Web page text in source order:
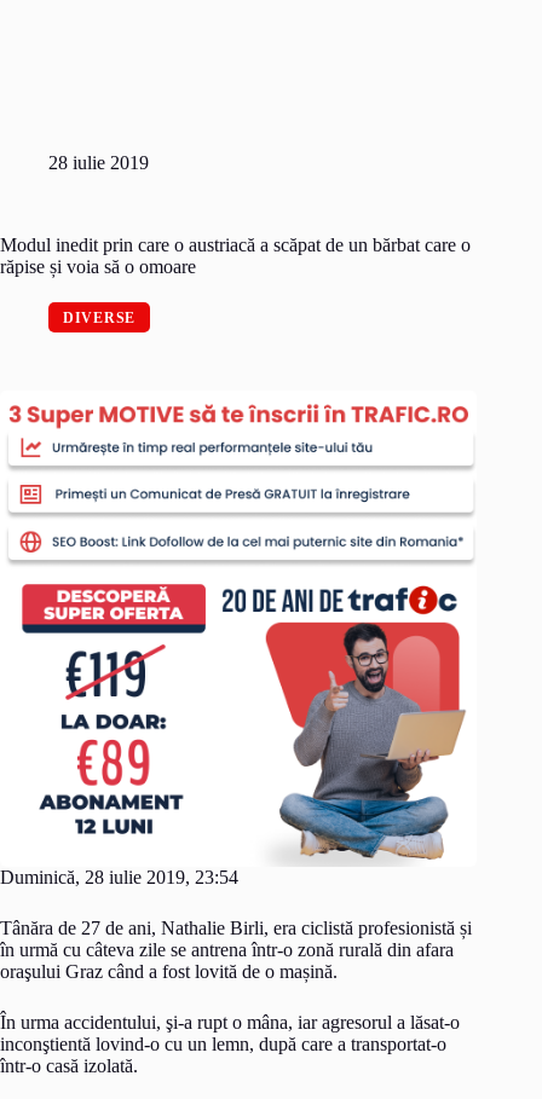
28 iulie 2019
Modul inedit prin care o austriacă a scăpat de un bărbat care o
răpise și voia să o omoare
DIVERSE
Duminică, 28 iulie 2019, 23:54
Tânăra de 27 de ani, Nathalie Birli, era ciclistă profesionistă și
în urmă cu câteva zile se antrena într-o zonă rurală din afara
oraşului Graz când a fost lovită de o mașină.
În urma accidentului, şi-a rupt o mâna, iar agresorul a lăsat-o
inconştientă lovind-o cu un lemn, după care a transportat-o
într-o casă izolată.